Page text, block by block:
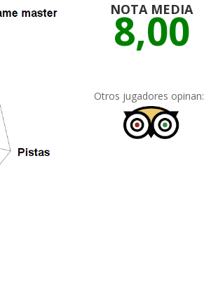
NOTA MEDIA
8,00
Otros jugadores opinan: